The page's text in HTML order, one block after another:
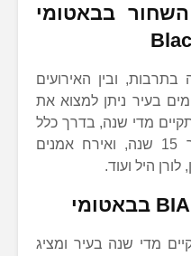
בבאטומי
ובין האירועים
בעיר ניתן למצוא את
מדי שנה, בדרך כלל
ביולי. הפסטיבל מתקיים כבר 15 שנה, ואירח אמנים
לורן היל ועוד.
בבאטומי
מדי שנה בעיר ומציג